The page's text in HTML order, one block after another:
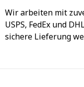
Wir arbeiten mit
USPS, FedEx und
sichere Lieferung